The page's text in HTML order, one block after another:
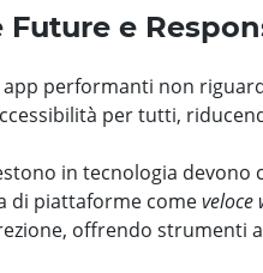
Future e
app performanti non
per tutti,
in tecnologia
di piattaforme comeveloce
offrendo strumenti